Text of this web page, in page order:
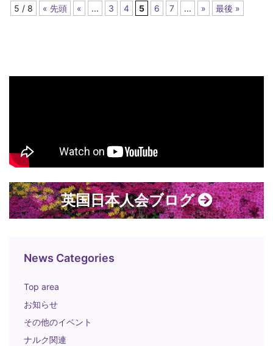
5 / 8 « 先頭 « ... 3 4 5 6 7 ... » 最後 »
英国日本人会ブログ
News Categories
Top area
お知らせ
その他のイベント
ナルク関連